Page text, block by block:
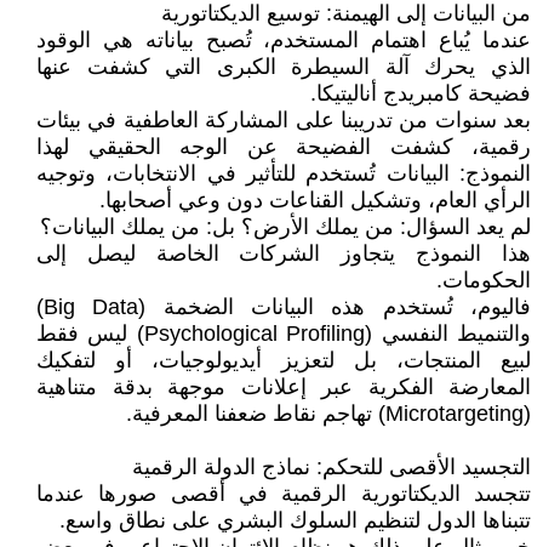
من البيانات إلى الهيمنة: توسيع الديكتاتورية
عندما يُباع اهتمام المستخدم، تُصبح بياناته هي الوقود
الذي يحرك آلة السيطرة الكبرى التي كشفت عنها
فضيحة كامبريدج أناليتيكا.
بعد سنوات من تدريبنا على المشاركة العاطفية في بيئات
رقمية، كشفت الفضيحة عن الوجه الحقيقي لهذا
النموذج: البيانات تُستخدم للتأثير في الانتخابات، وتوجيه
الرأي العام، وتشكيل القناعات دون وعي أصحابها.
لم يعد السؤال: من يملك الأرض؟ بل: من يملك البيانات؟
هذا النموذج يتجاوز الشركات الخاصة ليصل إلى
الحكومات.
فاليوم، تُستخدم هذه البيانات الضخمة (Big Data)
والتنميط النفسي (Psychological Profiling) ليس فقط
لبيع المنتجات، بل لتعزيز أيديولوجيات، أو لتفكيك
المعارضة الفكرية عبر إعلانات موجهة بدقة متناهية
(Microtargeting) تهاجم نقاط ضعفنا المعرفية.
التجسيد الأقصى للتحكم: نماذج الدولة الرقمية
تتجسد الديكتاتورية الرقمية في أقصى صورها عندما
تتبناها الدول لتنظيم السلوك البشري على نطاق واسع.